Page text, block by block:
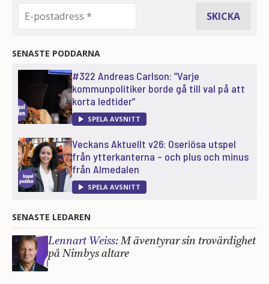
SENASTE PODDARNA
#322 Andreas Carlson: ”Varje
kommunpolitiker borde gå till val på att
korta ledtider”
SPELA AVSNITT
Veckans Aktuellt v26: Oseriösa utspel
från ytterkanterna – och plus och minus
från Almedalen
SPELA AVSNITT
SENASTE LEDAREN
Lennart Weiss: M äventyrar sin trovärdighet
på Nimbys altare